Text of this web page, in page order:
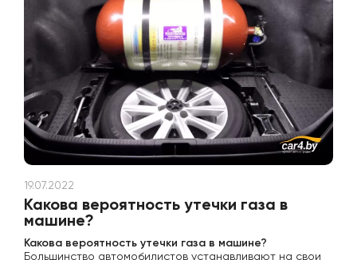
19.07.2022
Какова вероятность утечки газа в
машине?
Какова вероятность утечки газа в машине?
Большинство автомобилистов устанавливают на свои